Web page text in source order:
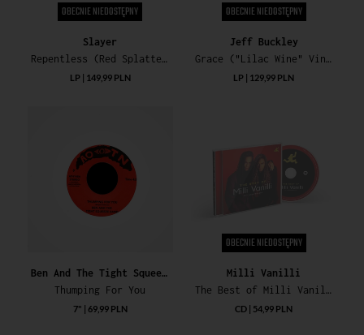
OBECNIE NIEDOSTĘPNY
Slayer
Repentless (Red Splattered Vinyl)
LP | 149,99 PLN
OBECNIE NIEDOSTĘPNY
Jeff Buckley
Grace ("Lilac Wine" Vinyl) (National Abum Day 2023)
LP | 129,99 PLN
Ben And The Tight Squeeze Band
Thumping For You
7" | 69,99 PLN
OBECNIE NIEDOSTĘPNY
Milli Vanilli
The Best of Milli Vanilli (35th Anniversary)
CD | 54,99 PLN